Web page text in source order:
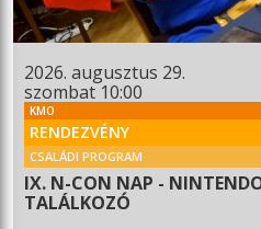
2026. augusztus 29.
szombat 10:00
KMO
RENDEZVÉNY
CSALÁDI PROGRAM
IX. N-CON NAP -
TALÁLKOZÓ